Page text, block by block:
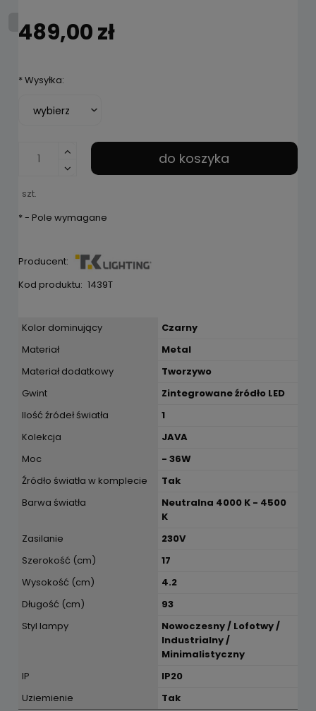
489,00 zł
*Wysyłka:
szt.
do koszyka
*- Pole wymagane
Producent:
Kod produktu: 1439T
Kolor dominujący
Czarny
Materiał
Metal
Materiał dodatkowy
Tworzywo
Gwint
Zintegrowane źródło LED
Ilość źródeł światła
1
Kolekcja
JAVA
Moc
- 36W
Źródło światła w komplecie
Tak
Barwa światła
Neutralna 4000 K - 4500
K
Zasilanie
230V
Szerokość (cm)
17
Wysokość (cm)
4.2
Długość (cm)
93
Styl lampy
Nowoczesny / Lofotwy /
Industrialny /
Minimalistyczny
IP
IP20
Uziemienie
Tak